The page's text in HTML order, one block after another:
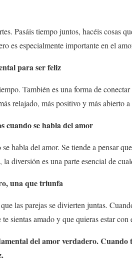
Pasáis tiempo juntos, hacéis cosas
es especialmente importante en el
para ser feliz
También es una forma de
relajado, más positivo y más abierto a
cuando se habla del amor
habla del amor. Se tiende a pensar
diversión es una parte esencial de
una que triunfa
las parejas se divierten juntas.
sientas amado y que quieras estar con
del amor verdadero. Cuando